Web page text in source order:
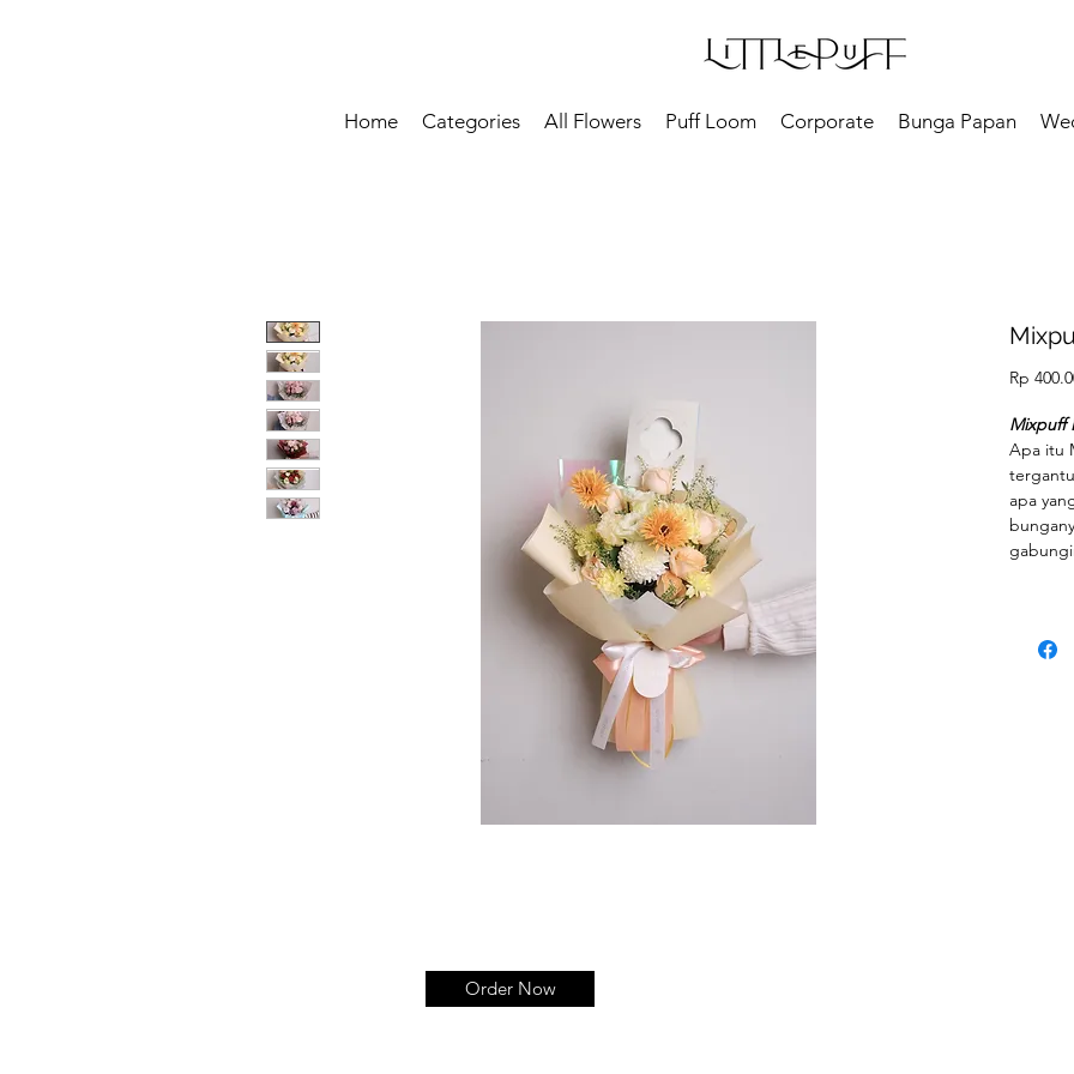
Home Categories All Flowers Puff Loom Corporate Bunga Papan
Order Now
Rp
Mixpuff
Apa itu
apa
sama